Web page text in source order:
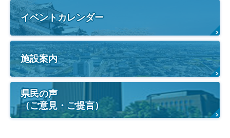
イベントカレンダー
施設案内
県民の声
（ご意見・ご提言）